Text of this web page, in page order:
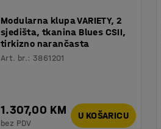
Modularna klupa VARIETY, 2
sjedišta, tkanina Blues CSII,
tirkizno narančasta
Art. br.:3861201
1.307,00 KM
bez PDV
U KOŠARICU